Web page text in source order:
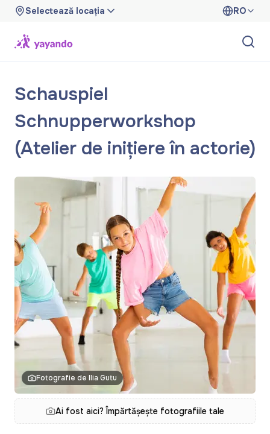
Selectează locația RO
Schauspiel
Schnupperworkshop
(Atelier de inițiere în actorie)
Fotografie de Ilia Gutu
Ai fost aici? Împărtășește fotografiile tale